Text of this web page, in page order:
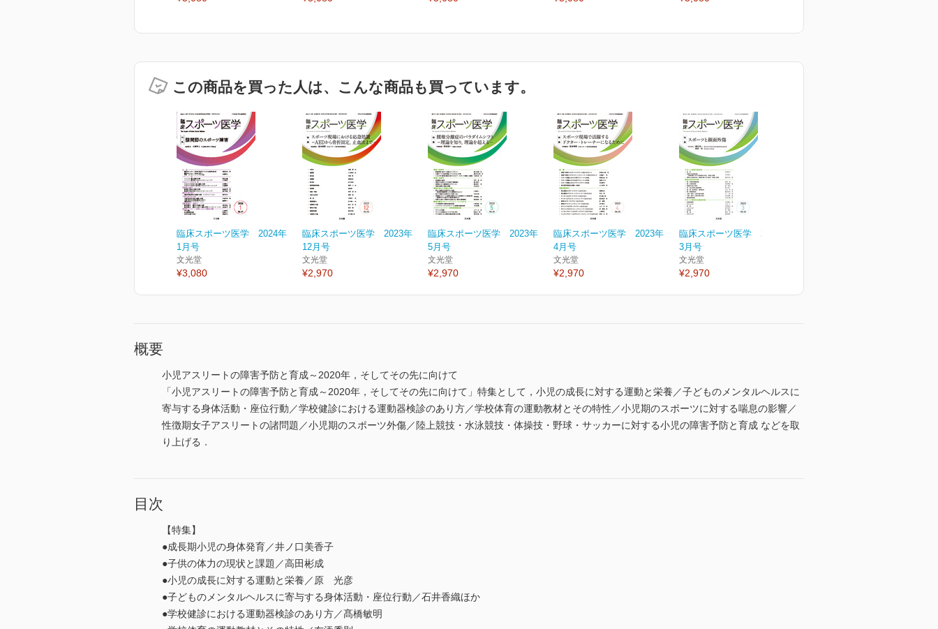
この商品を買った人は、こんな商品も買っています。
臨床スポーツ医学 2024年
1月号
文光堂
¥3,080
臨床スポーツ医学 2023年
12月号
文光堂
¥2,970
臨床スポーツ医学 2023年
5月号
文光堂
¥2,970
臨床スポーツ医学 2023年
4月号
文光堂
¥2,970
臨床スポーツ医学 2023年
3月号
文光堂
¥2,970
概要
小児アスリートの障害予防と育成～2020年，そしてその先に向けて
「小児アスリートの障害予防と育成～2020年，そしてその先に向けて」特集として，小児の成長に対する運動と栄養／子どものメンタルヘルスに
寄与する身体活動・座位行動／学校健診における運動器検診のあり方／学校体育の運動教材とその特性／小児期のスポーツに対する喘息の影響／
性徴期女子アスリートの諸問題／小児期のスポーツ外傷／陸上競技・水泳競技・体操技・野球・サッカーに対する小児の障害予防と育成 などを取
り上げる．
目次
【特集】
●成長期小児の身体発育／井ノ口美香子
●子供の体力の現状と課題／高田彬成
●小児の成長に対する運動と栄養／原 光彦
●子どものメンタルヘルスに寄与する身体活動・座位行動／石井香織ほか
●学校健診における運動器検診のあり方／髙橋敏明